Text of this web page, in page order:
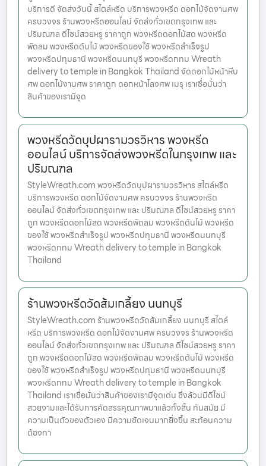
บริการดี จัดส่งวันนี้ สไตล์หรีด บริการพวงหรีด ดอกไม้จัดงานศพ
ครบวงจร ร้านพวงหรีดออนไลน์ จัดส่งทั่วเขตกรุงเทพ และ
ปริมณฑล ดีไซน์สวยหรู ราคาถูก พวงหรีดดอกไม้สด พวงหรีด
พัดลม พวงหรีดต้นไม้ พวงหรีดของใช้ พวงหรีดสำเร็จรูป
พวงหรีดปทุมธานี พวงหรีดนนทบุรี พวงหรีดกทม Wreath
delivery to temple in Bangkok Thailand จัดดอกไม้หน้าหีบ
ศพ ดอกไม้งานศพ ราคาถูก ดอกหน้าโลงศพ เมรุ เราเชื่อมั่นว่า
สินค้าของเรามีจุด
พวงหรีดวัดบุปผารามวรวิหาร พวงหรีด
ออนไลน์ บริการจัดส่งพวงหรีดในกรุงเทพ และ
ปริมณฑล
StyleWreath.com พวงหรีดวัดบุปผารามวรวิหาร สไตล์หรีด
บริการพวงหรีด ดอกไม้จัดงานศพ ครบวงจร ร้านพวงหรีด
ออนไลน์ จัดส่งทั่วเขตกรุงเทพ และ ปริมณฑล ดีไซน์สวยหรู ราคา
ถูก พวงหรีดดอกไม้สด พวงหรีดพัดลม พวงหรีดต้นไม้ พวงหรีด
ของใช้ พวงหรีดสำเร็จรูป พวงหรีดปทุมธานี พวงหรีดนนทบุรี
พวงหรีดกทม Wreath delivery to temple in Bangkok
Thailand
ร้านพวงหรีดวัดส้มเกลี้ยง นนทบุรี
StyleWreath.com ร้านพวงหรีดวัดส้มเกลี้ยง นนทบุรี สไตล์
หรีด บริการพวงหรีด ดอกไม้จัดงานศพ ครบวงจร ร้านพวงหรีด
ออนไลน์ จัดส่งทั่วเขตกรุงเทพ และ ปริมณฑล ดีไซน์สวยหรู ราคา
ถูก พวงหรีดดอกไม้สด พวงหรีดพัดลม พวงหรีดต้นไม้ พวงหรีด
ของใช้ พวงหรีดสำเร็จรูป พวงหรีดปทุมธานี พวงหรีดนนทบุรี
พวงหรีดกทม Wreath delivery to temple in Bangkok
Thailand เราเชื่อมั่นว่าสินค้าของเรามีจุดเด่น ซึ่งล้วนมีดีไซน์
สวยงามและได้รับการคัดสรรคุณภาพมาแล้วทั้งสิ้น ทันสมัย มี
ความเป็นตัวของตัวเอง มีความชัดเจนมากยิ่งขึ้น สะท้อนความ
ต้องกา